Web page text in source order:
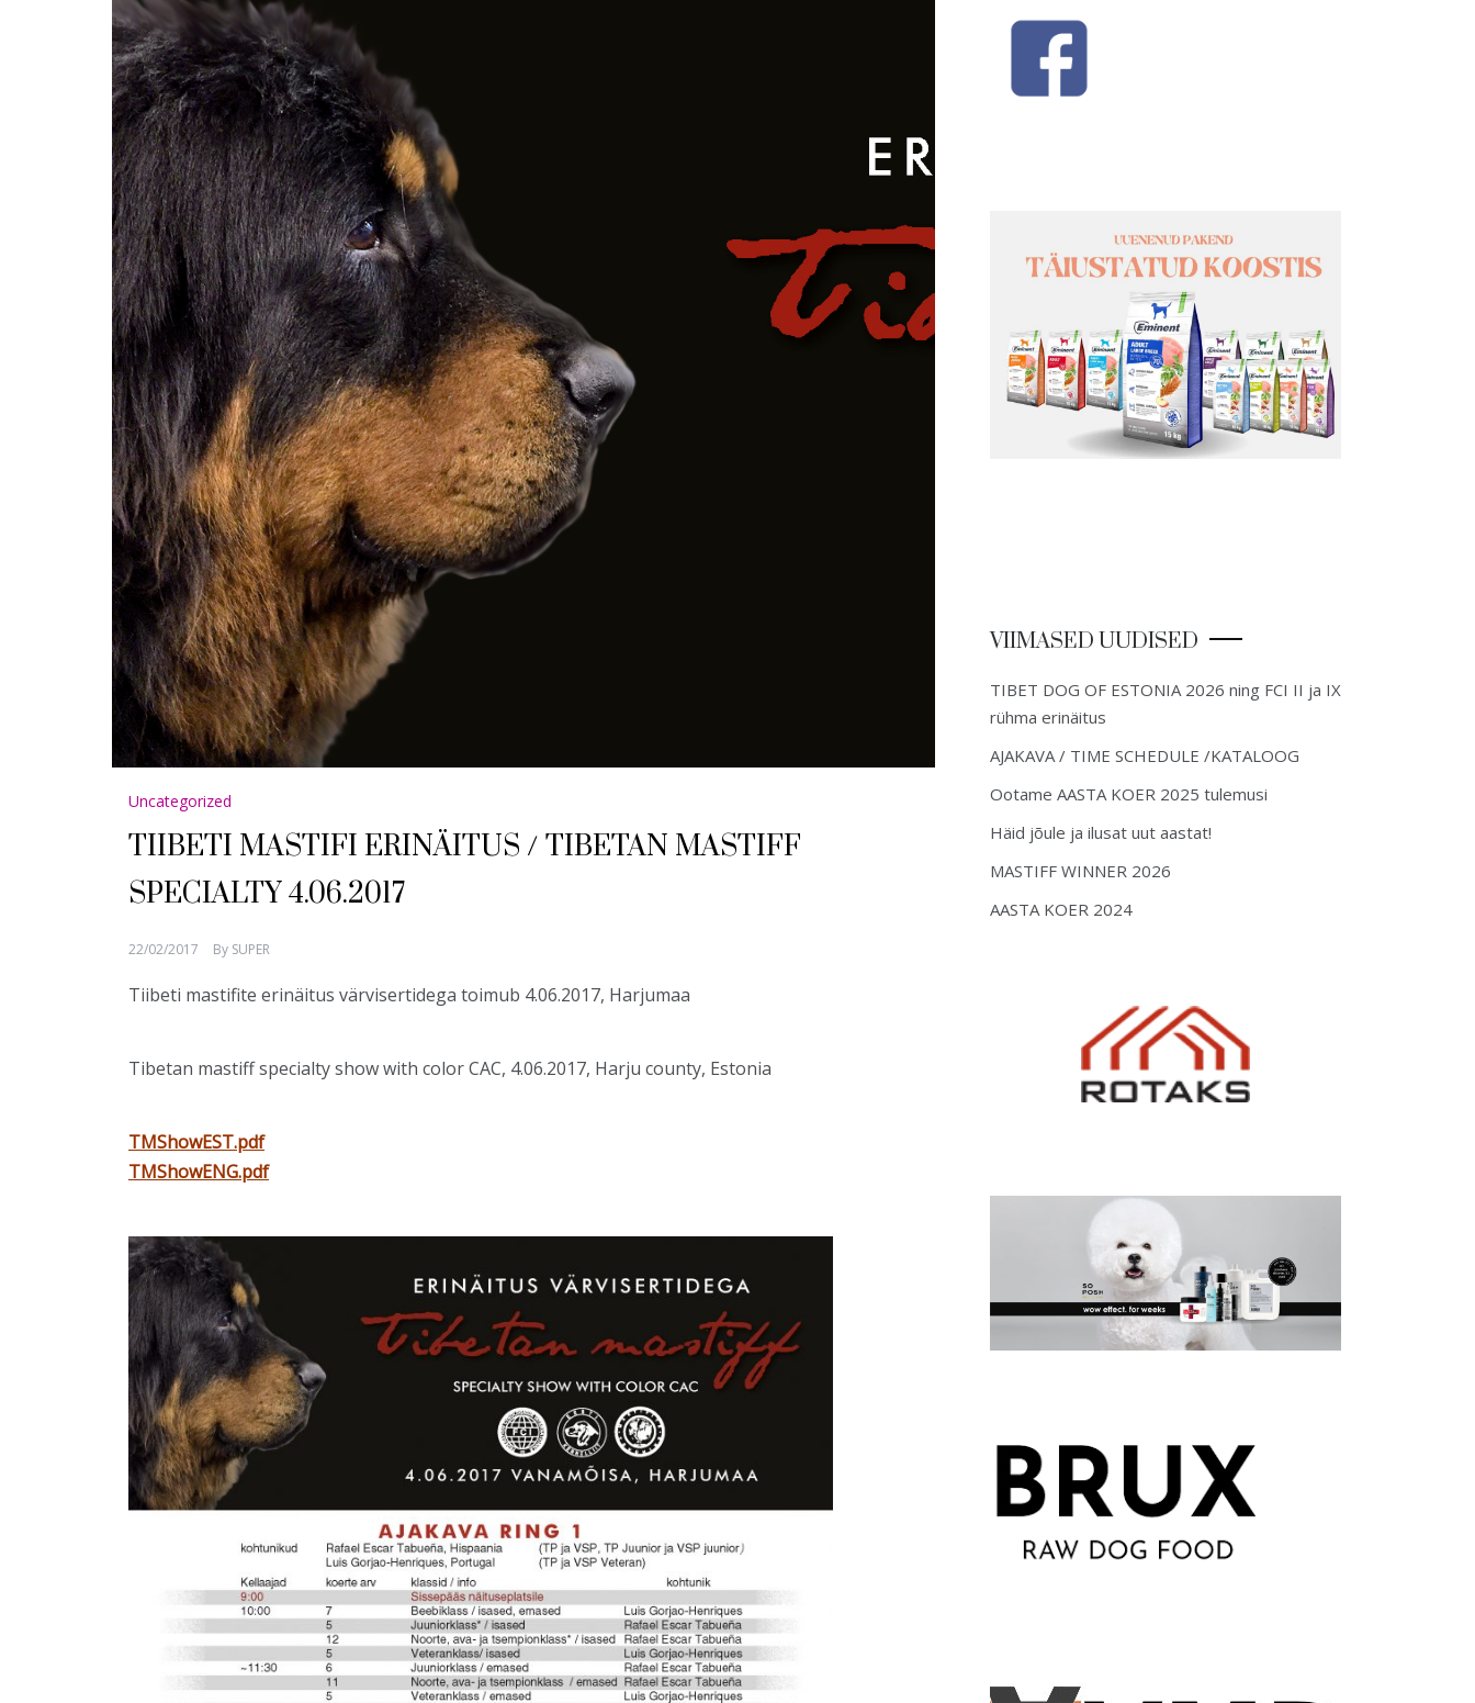
Uncategorized
TIIBETI MASTIFI ERINÄITUS / TIBETAN MASTIFF
SPECIALTY 4.06.2017
22/02/2017 By SUPER
Tiibeti mastifite erinäitus värvisertidega toimub 4.06.2017, Harjumaa
Tibetan mastiff specialty show with color CAC, 4.06.2017, Harju county, Estonia
TMShowEST.pdf
TMShowENG.pdf
VIIMASED UUDISED
TIBET DOG OF ESTONIA 2026 ning FCI II ja IX
rühma erinäitus
AJAKAVA / TIME SCHEDULE /KATALOOG
Ootame AASTA KOER 2025 tulemusi
Häid jõule ja ilusat uut aastat!
MASTIFF WINNER 2026
AASTA KOER 2024